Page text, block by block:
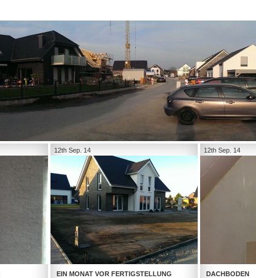
12th Sep. 14
EIN MONAT VOR FERTIGSTELLUNG
12th Sep. 14
DACHBODEN